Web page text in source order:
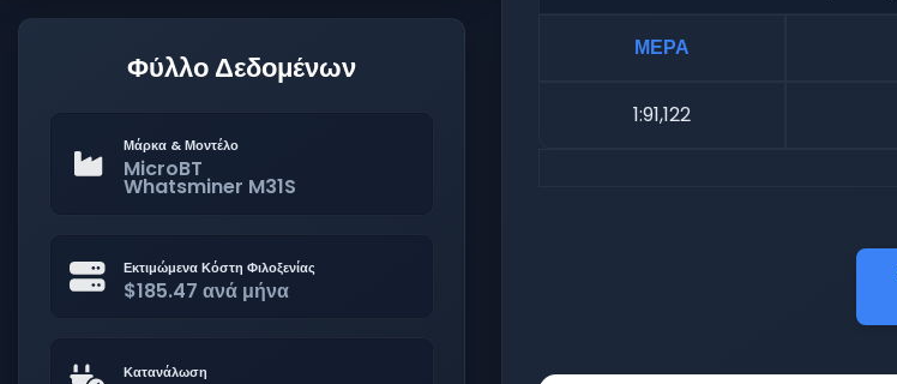
Φύλλο Δεδομένων
Μάρκα & Μοντέλο
MicroBT
Whatsminer M31S
Εκτιμώμενα Κόστη Φιλοξενίας
$185.47 ανά μήνα
Κατανάλωση
ΜΕΡΑ
1:91,122